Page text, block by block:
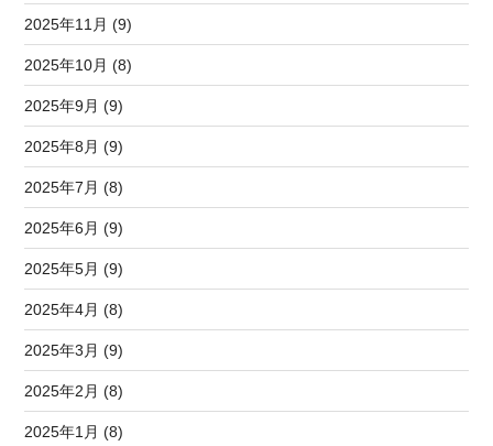
2025年11月 (9)
2025年10月 (8)
2025年9月 (9)
2025年8月 (9)
2025年7月 (8)
2025年6月 (9)
2025年5月 (9)
2025年4月 (8)
2025年3月 (9)
2025年2月 (8)
2025年1月 (8)